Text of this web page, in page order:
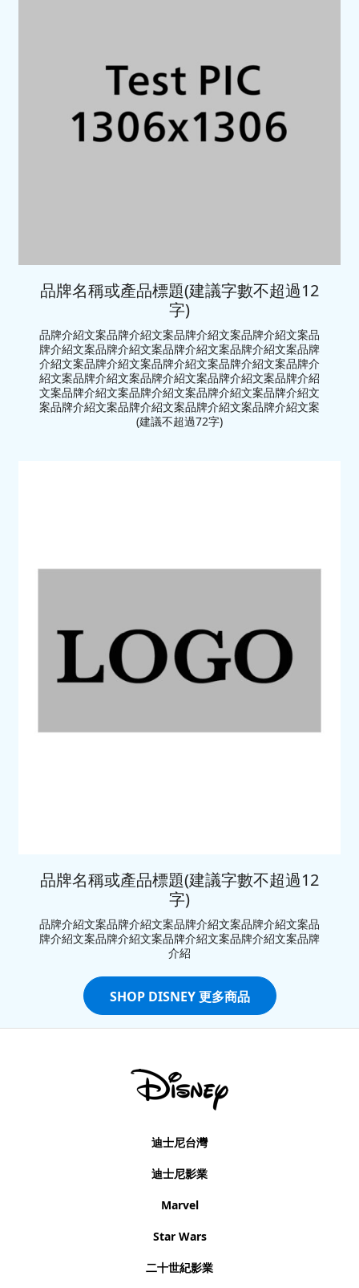
品牌名稱或產品標題(建議字數不超過12
字)
品牌介紹文案品牌介紹文案品牌介紹文案品牌介紹文案品
牌介紹文案品牌介紹文案品牌介紹文案品牌介紹文案品牌
介紹文案品牌介紹文案品牌介紹文案品牌介紹文案品牌介
紹文案品牌介紹文案品牌介紹文案品牌介紹文案品牌介紹
文案品牌介紹文案品牌介紹文案品牌介紹文案品牌介紹文
案品牌介紹文案品牌介紹文案品牌介紹文案品牌介紹文案
(建議不超過72字)
品牌名稱或產品標題(建議字數不超過12
字)
品牌介紹文案品牌介紹文案品牌介紹文案品牌介紹文案品
牌介紹文案品牌介紹文案品牌介紹文案品牌介紹文案品牌
介紹
SHOP DISNEY 更多商品
迪士尼台灣
迪士尼影業
Marvel
Star Wars
二十世紀影業